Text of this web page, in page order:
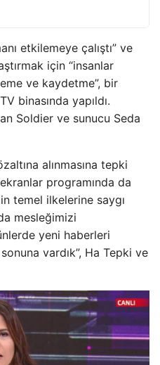
etkilemeye çalıştı” ve
için “insanlar
ve kaydetme”, bir
binasında yapıldı.
Soldier ve sunucu Seda
alınmasına tepki
programında da
temel ilkelerine saygı
mesleğimizi
yeni haberleri
vardık”, Ha Tepki ve